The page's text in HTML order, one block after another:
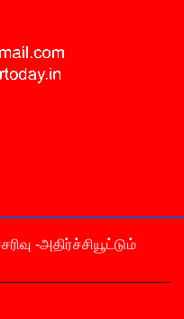
-அதிர்ச்சியூட்டும்